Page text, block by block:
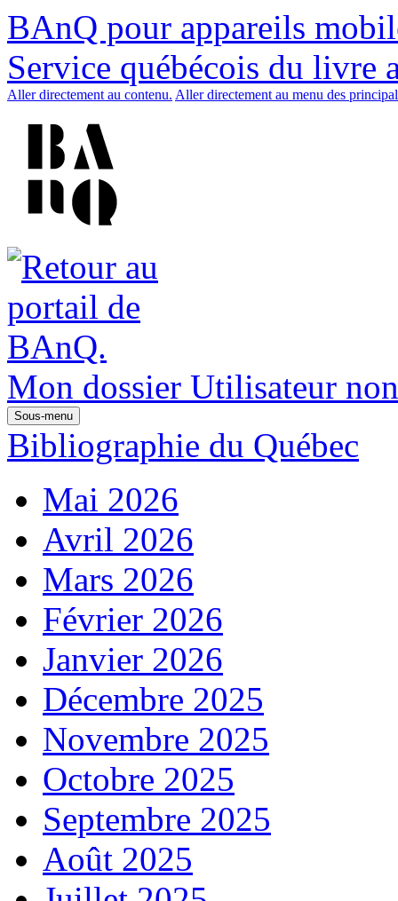
BAnQ pour appareils
Service québécois du livre
Aller directement au contenu. Aller directement au menu des
Mon dossier Utilisateur
Sous-menu
Bibliographie du Québec
Mai 2026
Avril 2026
Mars 2026
Février 2026
Janvier 2026
Décembre 2025
Novembre 2025
Octobre 2025
Septembre 2025
Août 2025